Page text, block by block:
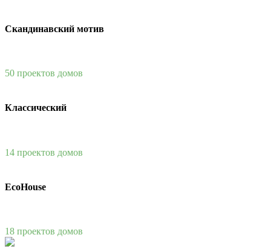
Скандинавский мотив
50 проектов домов
Классический
14 проектов домов
EcoHouse
18 проектов домов